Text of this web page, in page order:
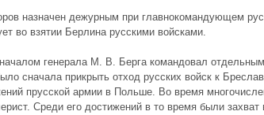
назначен дежурным при главнокомандующем
во взятии Берлина русскими войсками.
генерала М. В. Берга командовал
сначала прикрыть отход русских войск к
прусской армии в Польше. Во время
Среди его достижений в то время были